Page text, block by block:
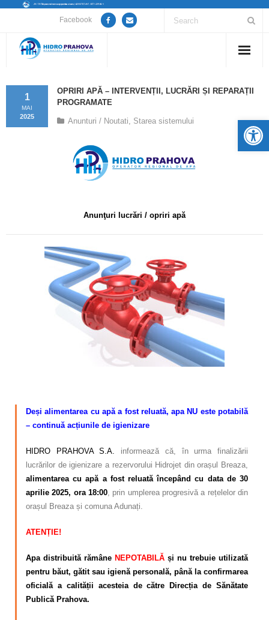
Facebook
Despre noi
Guvernanță Corporativă
Informații de interes public
Calitatea apei
Comunicare
OPRIRI APĂ – INTERVENȚII, LUCRĂRI ȘI REPARAȚII
PROGRAMATE
1
MAI
2025 Anunturi / Noutati, Starea sistemului
Anunţuri lucrări / opriri apă
Deși alimentarea cu apă a fost reluată, apa NU este potabilă
– continuă acțiunile de igienizare
HIDRO PRAHOVA S.A. informează că, în urma finalizării
lucrărilor de igienizare a rezervorului Hidrojet din orașul Breaza,
alimentarea cu apă a fost reluată începând cu data de 30
aprilie 2025, ora 18:00, prin umplerea progresivă a rețelelor din
orașul Breaza și comuna Adunați.
ATENȚIE!
Apa distribuită rămâne NEPOTABILĂ și nu trebuie utilizată
pentru băut, gătit sau igienă personală, până la confirmarea
oficială a calității acesteia de către Direcția de Sănătate
Publică Prahova.